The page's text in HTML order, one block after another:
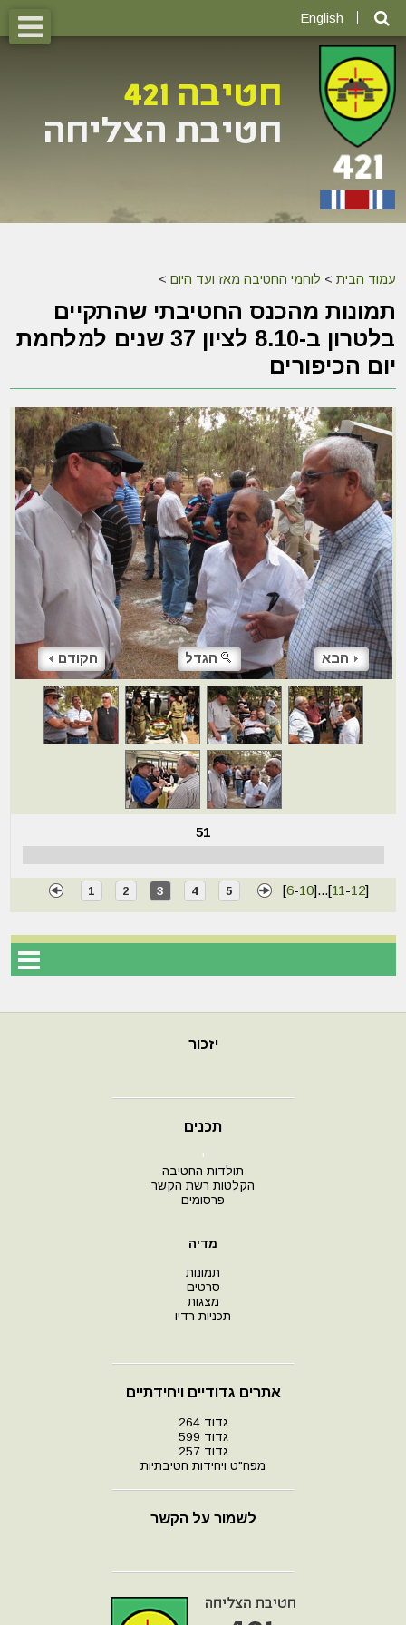
English
עמוד הבית > לוחמי החטיבה מאז ועד היום >
תמונות מהכנס החטיבתי שהתקיים
בלטרון ב-8.10 לציון 37 שנים למלחמת
יום הכיפורים
הקודם הגדל הבא
51
1 2 3 4 5 [6-10]...[11 -12]
יזכור
תכנים
י
תולדות החטיבה
הקלטות רשת הקשר
פרסומים
מדיה
תמונות
סרטים
מצגות
תכניות רדיו
אתרים גדודיים ויחידתיים
גדוד 264
גדוד 599
גדוד 257
מפח"ט ויחידות חטיבתיות
לשמור על הקשר